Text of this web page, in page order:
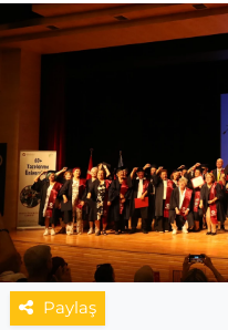
Paylaş
SPOR
ESKİŞEHİRSPOR